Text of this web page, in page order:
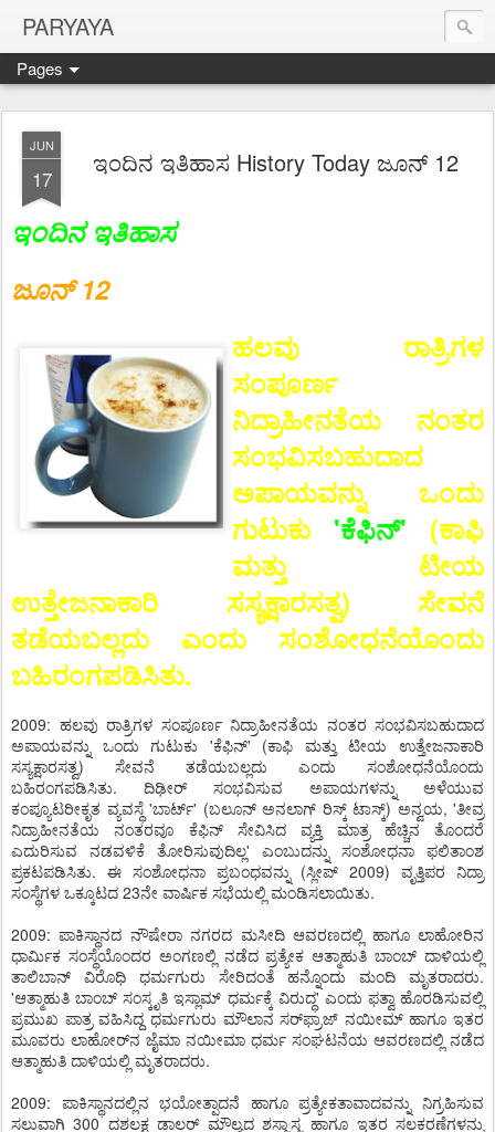
PARYAYA
Pages
JUN
17
ಇಂದಿನ ಇತಿಹಾಸ History Today ಜೂನ್ 12
ಇಂದಿನ ಇತಿಹಾಸ
ಜೂನ್ 12
ಹಲವು ರಾತ್ರಿಗಳ
ಸಂಪೂರ್ಣ
ನಿದ್ರಾಹೀನತೆಯ ನಂತರ
ಸಂಭವಿಸಬಹುದಾದ
ಅಪಾಯವನ್ನು ಒಂದು
ಗುಟುಕು 'ಕೆಫಿನ್' (ಕಾಫಿ
ಮತ್ತು ಟೀಯ
ಉತ್ತೇಜನಾಕಾರಿ ಸಸ್ಯಕ್ಷಾರಸತ್ವ) ಸೇವನೆ
ತಡೆಯಬಲ್ಲದು ಎಂದು ಸಂಶೋಧನೆಯೊಂದು
ಬಹಿರಂಗಪಡಿಸಿತು.
2009: ಹಲವು ರಾತ್ರಿಗಳ ಸಂಪೂರ್ಣ ನಿದ್ರಾಹೀನತೆಯ ನಂತರ ಸಂಭವಿಸಬಹುದಾದ
ಅಪಾಯವನ್ನು ಒಂದು ಗುಟುಕು 'ಕೆಫಿನ್' (ಕಾಫಿ ಮತ್ತು ಟೀಯ ಉತ್ತೇಜನಾಕಾರಿ
ಸಸ್ಯಕ್ಷಾರಸತ್ವ) ಸೇವನೆ ತಡೆಯಬಲ್ಲದು ಎಂದು ಸಂಶೋಧನೆಯೊಂದು
ಬಹಿರಂಗಪಡಿಸಿತು. ದಿಢೀರ್ ಸಂಭವಿಸುವ ಅಪಾಯಗಳನ್ನು ಅಳೆಯುವ
ಕಂಪ್ಯೂಟರೀಕೃತ ವ್ಯವಸ್ಥೆ 'ಬಾರ್ಟ್' (ಬಲೂನ್ ಅನಲಾಗ್ ರಿಸ್ಕ್ ಟಾಸ್ಕ್) ಅನ್ವಯ, 'ತೀವ್ರ
ನಿದ್ರಾಹೀನತೆಯ ನಂತರವೂ ಕೆಫಿನ್ ಸೇವಿಸಿದ ವ್ಯಕ್ತಿ ಮಾತ್ರ ಹೆಚ್ಚಿನ ತೊಂದರೆ
ಎದುರಿಸುವ ನಡವಳಿಕೆ ತೋರಿಸುವುದಿಲ್ಲ' ಎಂಬುದನ್ನು ಸಂಶೋಧನಾ ಫಲಿತಾಂಶ
ಪ್ರಕಟಪಡಿಸಿತು. ಈ ಸಂಶೋಧನಾ ಪ್ರಬಂಧವನ್ನು (ಸ್ಲೀಪ್ 2009) ವೃತ್ತಿಪರ ನಿದ್ರಾ
ಸಂಸ್ಥೆಗಳ ಒಕ್ಕೂಟದ 23ನೇ ವಾರ್ಷಿಕ ಸಭೆಯಲ್ಲಿ ಮಂಡಿಸಲಾಯಿತು.
2009: ಪಾಕಿಸ್ಥಾನದ ನೌಷೇರಾ ನಗರದ ಮಸೀದಿ ಆವರಣದಲ್ಲಿ ಹಾಗೂ ಲಾಹೋರಿನ
ಧಾರ್ಮಿಕ ಸಂಸ್ಥೆಯೊಂದರ ಅಂಗಣಲ್ಲಿ ನಡೆದ ಪ್ರತ್ಯೇಕ ಆತ್ಮಾಹುತಿ ಬಾಂಬ್ ದಾಳಿಯಲ್ಲಿ
ತಾಲಿಬಾನ್ ವಿರೊಧಿ ಧರ್ಮಗುರು ಸೇರಿದಂತೆ ಹನ್ನೊಂದು ಮಂದಿ ಮೃತರಾದರು.
'ಆತ್ಮಾಹುತಿ ಬಾಂಬ್ ಸಂಸ್ಕೃತಿ ಇಸ್ಲಾಮ್ ಧರ್ಮಕ್ಕೆ ವಿರುದ್ಧ' ಎಂದು ಫತ್ವಾ ಹೊರಡಿಸುವಲ್ಲಿ
ಪ್ರಮುಖ ಪಾತ್ರ ವಹಿಸಿದ್ದ ಧರ್ಮಗುರು ಮೌಲಾನ ಸರ್‌ಫ್ರಾಜ್ ನಯೀಮ್ ಹಾಗೂ ಇತರ
ಮೂವರು ಲಾಹೋರ್‌ನ ಜೈಮಾ ನಯೀಮಾ ಧರ್ಮ ಸಂಘಟನೆಯ ಆವರಣದಲ್ಲಿ ನಡೆದ
ಆತ್ಮಾಹುತಿ ದಾಳಿಯಲ್ಲಿ ಮೃತರಾದರು.
2009: ಪಾಕಿಸ್ಥಾನದಲ್ಲಿನ ಭಯೋತ್ಪಾದನೆ ಹಾಗೂ ಪ್ರತ್ಯೇಕತಾವಾದವನ್ನು ನಿಗ್ರಹಿಸುವ
ಸಲುವಾಗಿ 300 ದಶಲಕ್ಷ ಡಾಲರ್ ಮೌಲ್ಯದ ಶಸ್ತ್ರಾಸ್ತ್ರ ಹಾಗೂ ಇತರ ಸಲಕರಣೆಗಳನ್ನು